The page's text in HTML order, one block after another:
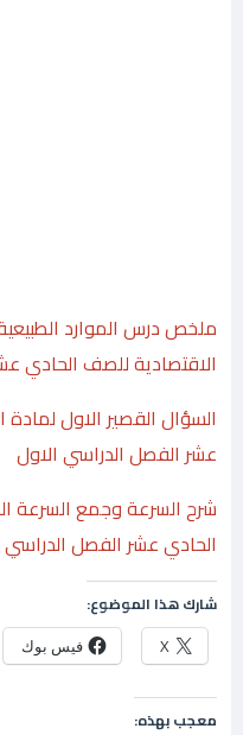
ملخص درس الموارد
الاقتصادية للصف الحادي
السؤال القصير الاول
عشر الفصل الدراسي الاول
شرح السرعة وجمع السرعة
الحادي عشر الفصل
شارك هذا الموضوع:
X فيس بوك
معجب بهذه: